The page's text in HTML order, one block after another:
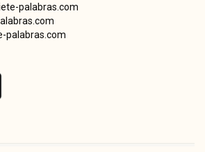
palabras.com
palabras.com